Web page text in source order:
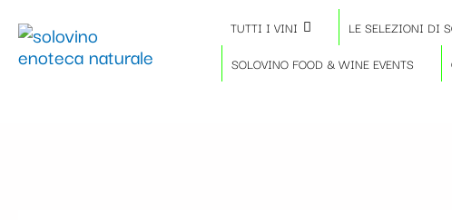
contenuto
TUTTI I VINI LE SELEZIONI DI
SOLOVINO FOOD & WINE EVENTS
fiscale:
Carrello: